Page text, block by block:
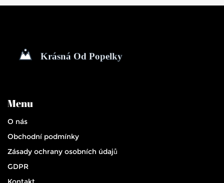
Menu
O nás
Obchodní podmínky
Zásady ochrany osobních údajů
GDPR